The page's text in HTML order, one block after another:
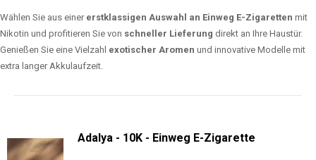
Wählen Sie aus einer erstklassigen Auswahl an Einweg E-Zigaretten mit
Nikotin und profitieren Sie von schneller Lieferung direkt an Ihre Haustür.
Genießen Sie eine Vielzahl exotischer Aromen und innovative Modelle mit
extra langer Akkulaufzeit.
Adalya - 10K - Einweg E-Zigarette